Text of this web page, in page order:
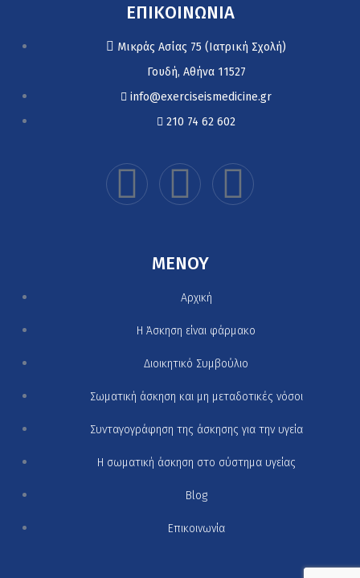
ΕΠΙΚΟΙΝΩΝΙΑ
Μικράς Ασίας 75 (Ιατρική Σχολή)
Γουδή, Αθήνα 11527
info@exerciseismedicine.gr
210 74 62 602
MENOY
Αρχική
H Άσκηση είναι φάρμακο
Διοικητικό Συμβούλιο
Σωματική άσκηση και μη μεταδοτικές νόσοι
Συνταγογράφηση της άσκησης για την υγεία
Η σωματική άσκηση στο σύστημα υγείας
Blog
Επικοινωνία